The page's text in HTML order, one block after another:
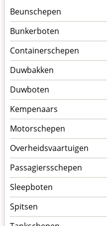
Menu
Schepen
Beunschepen
Bunkerboten
Containerschepen
Duwbakken
Duwboten
Kempenaars
Motorschepen
Overheidsvaartuigen
Passagiersschepen
Sleepboten
Spitsen